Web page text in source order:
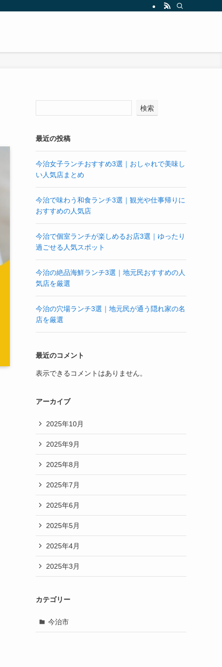
検索
最近の投稿
今治女子ランチおすすめ3選｜おしゃれで美味し
い人気店まとめ
今治で味わう和食ランチ3選｜観光や仕事帰りに
おすすめの人気店
今治で個室ランチが楽しめるお店3選｜ゆったり
過ごせる人気スポット
今治の絶品海鮮ランチ3選｜地元民おすすめの人
気店を厳選
今治の穴場ランチ3選｜地元民が通う隠れ家の名
店を厳選
最近のコメント
表示できるコメントはありません。
アーカイブ
2025年10月
2025年9月
2025年8月
2025年7月
2025年6月
2025年5月
2025年4月
2025年3月
カテゴリー
今治市